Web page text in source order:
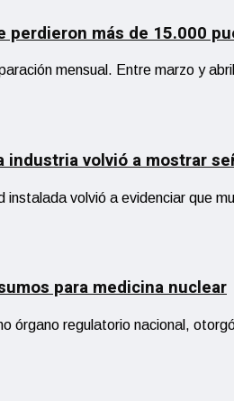
más de 15.000
mensual. Entre marzo y
industria volvió a mostrar
instalada volvió a evidenciar que
para medicina nuclear
órgano regulatorio nacional,